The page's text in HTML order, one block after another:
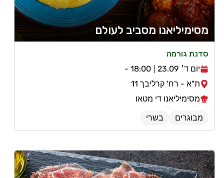
מסימיליאנו מסביב לעולם
סדנת גורמה
יום ד׳ 23.09
18:00 -
ת"א - רח' קרליבך 11
מסימיליאנו די מטאו
מבוגרים
בשרי